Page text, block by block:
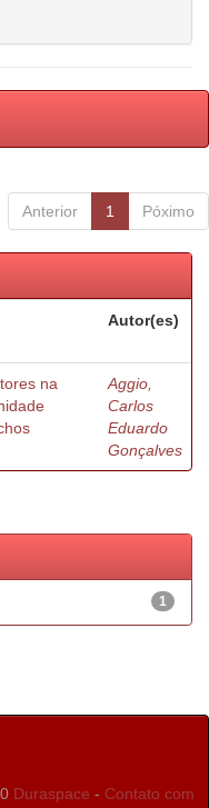
Anterior 1 Póximo
Autor(es)
na
Aggio,
Carlos
Eduardo
Gonçalves
1
Duraspace - Contato com